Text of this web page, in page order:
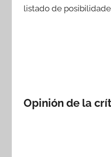
listado de
Opinión de la